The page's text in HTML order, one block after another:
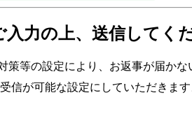
力の上、 送信してく
策等の設定により、お返事が届かな
信が可能な設定にしていただきます